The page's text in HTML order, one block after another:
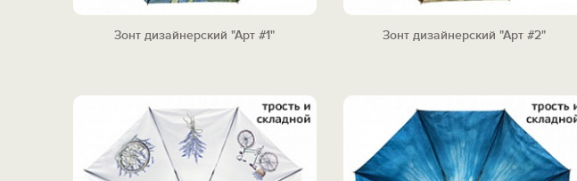
Зонт дизайнерский "Арт #1" Зонт дизайнерский "Арт #2"